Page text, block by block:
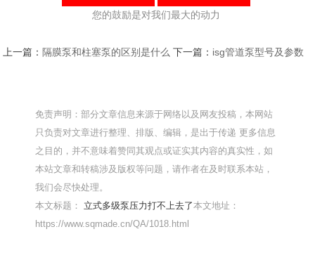
您的鼓励是对我们最大的动力
上一篇： 隔膜泵和柱塞泵的区别是什么 下一篇： isg管道泵型号及参数
免责声明：部分文章信息来源于网络以及网友投稿，本网站
只负责对文章进行整理、排版、编辑，是出于传递 更多信息
之目的，并不意味着赞同其观点或证实其内容的真实性，如
本站文章和转稿涉及版权等问题，请作者在及时联系本站，
我们会尽快处理。
本文标题： 立式多级泵压力打不上去了本文地址：
https://www.sqmade.cn/QA/1018.html